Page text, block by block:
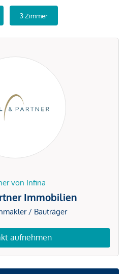
3 Zimmer
von Infina
Immobilien
/ Bauträger
aufnehmen